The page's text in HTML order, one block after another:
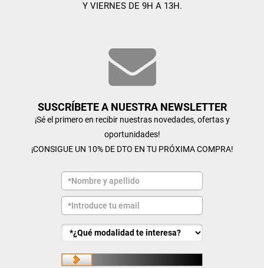
Y VIERNES DE 9H A 13H.
SUSCRÍBETE A NUESTRA NEWSLETTER
¡Sé el primero en recibir nuestras novedades, ofertas y
oportunidades!
¡CONSIGUE UN 10% DE DTO EN TU PRÓXIMA COMPRA!